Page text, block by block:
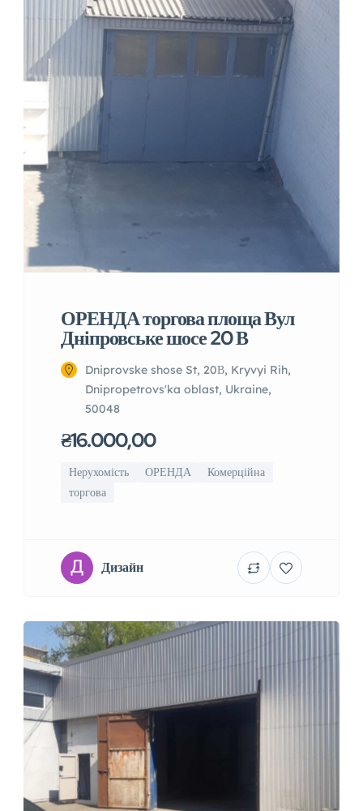
ОРЕНДА торгова площа Вул
Дніпровське шосе 20 В
Dniprovske shose St, 20В, Kryvyi Rih,
Dnipropetrovs'ka oblast, Ukraine,
50048
₴16.000,00
Нерухомість ОРЕНДА
Комерційна
торгова
Дизайн